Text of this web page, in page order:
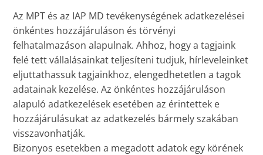
Az MPT és az IAP MD tevékenységének adatkezelései
önkéntes hozzájáruláson és törvényi
felhatalmazáson alapulnak. Ahhoz, hogy a tagjaink
felé tett vállalásainkat teljesíteni tudjuk, hírleveleinket
eljuttathassuk tagjainkhoz, elengedhetetlen a tagok
adatainak kezelése. Az önkéntes hozzájáruláson
alapuló adatkezelések esetében az érintettek e
hozzájárulásukat az adatkezelés bármely szakában
visszavonhatják.
Bizonyos esetekben a megadott adatok egy körének